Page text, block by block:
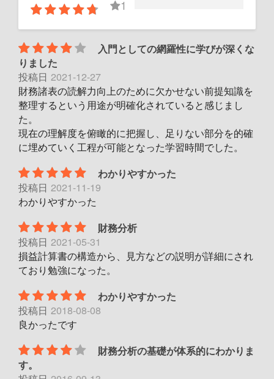
1
入門としての網羅性に学びが深くな
りました
投稿日 2021-12-27
財務諸表の読解力向上のために欠かせない前提知識を
整理するという用途が明確化されていると感じまし
た。
現在の理解度を俯瞰的に把握し、足りない部分を的確
に埋めていく工程が可能となった学習時間でした。
わかりやすかった
投稿日 2021-11-19
わかりやすかった
財務分析
投稿日 2021-05-31
損益計算書の構造から、見方などの説明が詳細にされ
ており勉強になった。
わかりやすかった
投稿日 2018-08-08
良かったです
財務分析の基礎が体系的にわかりま
す。